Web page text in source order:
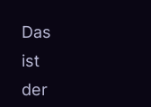
Das
ist
der